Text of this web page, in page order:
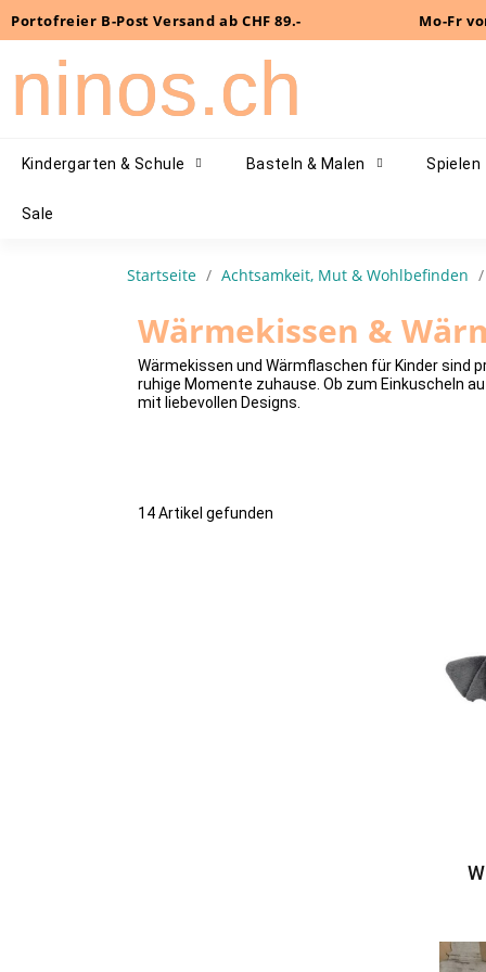
Portofreier B-Post Versand ab CHF 89.- Mo-Fr
ninos.ch
Kindergarten & Schule Basteln & Malen Spielen
Sale
Startseite Achtsamkeit, Mut & Wohlbefinden
Wärmekissen &
Wärmekissen und Wärmflaschen für Kinder sind
ruhige Momente zuhause. Ob zum Einkuscheln
mit liebevollen Designs.
14 Artikel gefunden